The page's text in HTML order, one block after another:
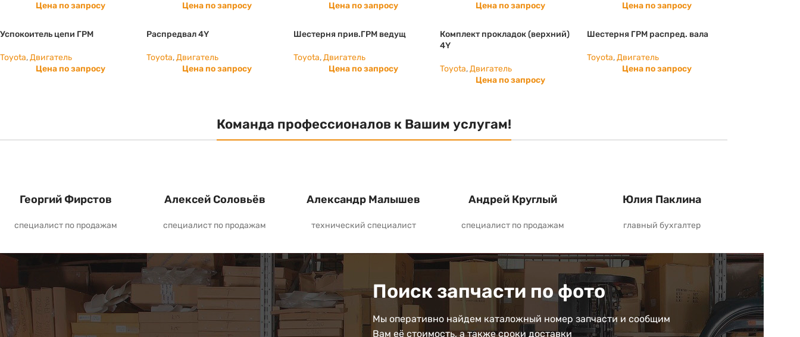
Цена по запросу
Цена по запросу
Цена по запросу
Цена по запросу
Цена по запросу
Успокоитель цепи ГРМ
Toyota,Двигатель
Цена по запросу
Распредвал 4Y
Toyota,Двигатель
Цена по запросу
Шестерня прив.ГРМ ведущ
Toyota,Двигатель
Цена по запросу
Комплект прокладок (верхний)
4Y
Toyota,Двигатель
Цена по запросу
Шестерня ГРМ распред. вала
Toyota, Двигатель
Цена по запросу
Команда профессионалов к Вашим услугам!
Георгий Фирстов
специалист по продажам
Алексей Соловьёв
специалист по продажам
Александр Малышев
технический специалист
Андрей Круглый
специалист по продажам
Юлия Паклина
главный бухгалтер
Поиск запчасти по фото
Мы оперативно найдем каталожный номер запчасти и сообщим
Вам её стоимость, а также сроки доставки